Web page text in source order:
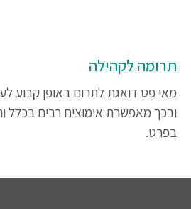
תרומה לקהילה
מאי פט דואגת לתרום באופן קבוע
ובכך מאפשרת אימוצים רבים בכלל
בפרט.